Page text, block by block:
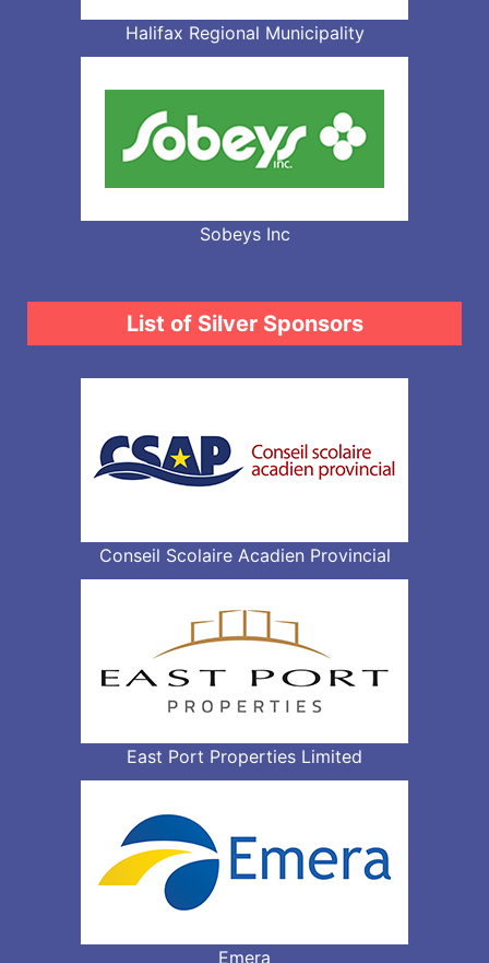
Halifax Regional Municipality
Sobeys Inc
List of Silver Sponsors
Conseil Scolaire Acadien Provincial
East Port Properties Limited
Emera